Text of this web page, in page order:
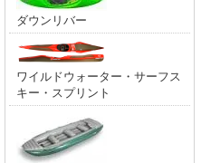
ダウンリバー
ワイルドウォーター・サーフス
キー・スプリント